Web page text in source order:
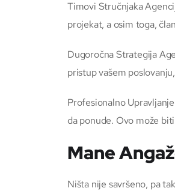
Timovi Stručnjaka
projekat, a osim toga,
Dugoročna Strategija
pristup vašem
Profesionalno
da ponude. Ovo može
Mane
Ništa nije savršeno, pa